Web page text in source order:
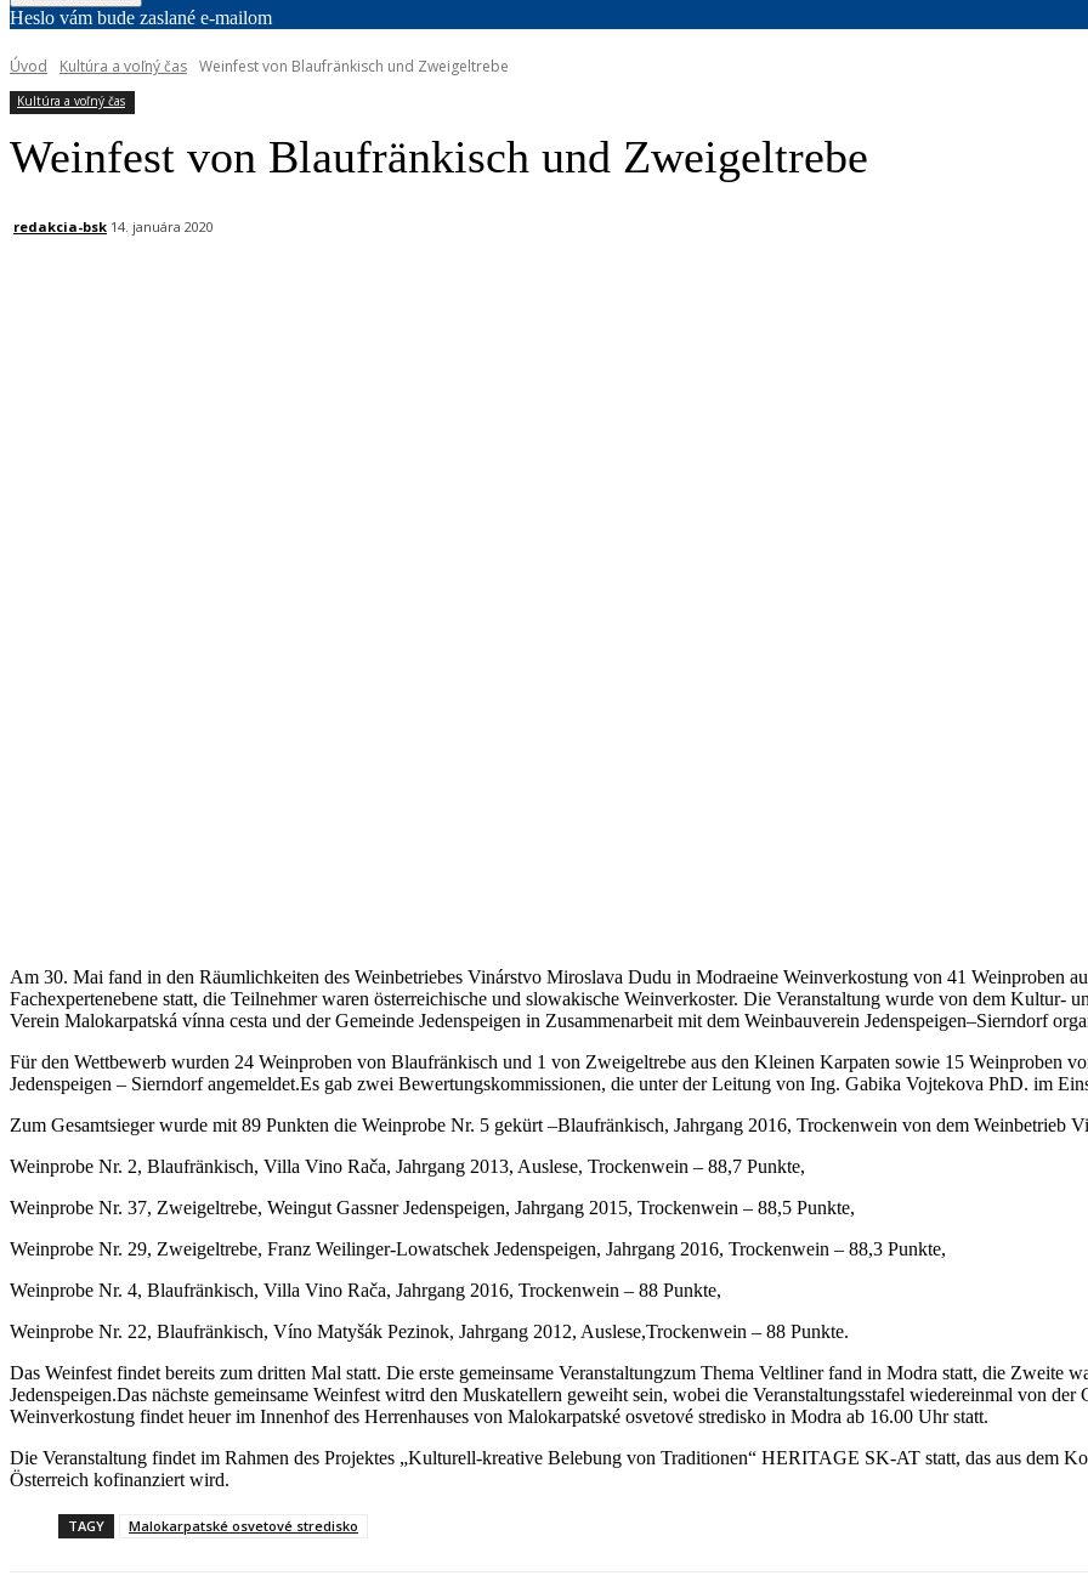
Heslo vám bude zaslané e-mailom
Úvod Kultúra a voľný čas Weinfest von Blaufränkisch und Zweigeltrebe
Kultúra a voľný čas
Weinfest von Blaufränkisch und Zweigeltrebe
redakcia-bsk 14. januára 2020
Am 30. Mai fand in den Räumlichkeiten des Weinbetriebes Vinárstvo Miroslava Dudu in Modraeine Weinverkostung von 41 Weinproben
Fachexpertenebene statt, die Teilnehmer waren österreichische und slowakische Weinverkoster. Die Veranstaltung wurde von dem Kultur-
Verein Malokarpatská vínna cesta und der Gemeinde Jedenspeigen in Zusammenarbeit mit dem Weinbauverein Jedenspeigen–Sierndorf
Für den Wettbewerb wurden 24 Weinproben von Blaufränkisch und 1 von Zweigeltrebe aus den Kleinen Karpaten sowie 15 Weinproben
Jedenspeigen – Sierndorf angemeldet.Es gab zwei Bewertungskommissionen, die unter der Leitung von Ing. Gabika Vojtekova PhD. im
Zum Gesamtsieger wurde mit 89 Punkten die Weinprobe Nr. 5 gekürt –Blaufränkisch, Jahrgang 2016, Trockenwein von dem Weinbetrieb
Weinprobe Nr. 2, Blaufränkisch, Villa Vino Rača, Jahrgang 2013, Auslese, Trockenwein – 88,7 Punkte,
Weinprobe Nr. 37, Zweigeltrebe, Weingut Gassner Jedenspeigen, Jahrgang 2015, Trockenwein – 88,5 Punkte,
Weinprobe Nr. 29, Zweigeltrebe, Franz Weilinger-Lowatschek Jedenspeigen, Jahrgang 2016, Trockenwein – 88,3 Punkte,
Weinprobe Nr. 4, Blaufränkisch, Villa Vino Rača, Jahrgang 2016, Trockenwein – 88 Punkte,
Weinprobe Nr. 22, Blaufränkisch, Víno Matyšák Pezinok, Jahrgang 2012, Auslese,Trockenwein – 88 Punkte.
Das Weinfest findet bereits zum dritten Mal statt. Die erste gemeinsame Veranstaltungzum Thema Veltliner fand in Modra statt, die Zweite
Jedenspeigen.Das nächste gemeinsame Weinfest witrd den Muskatellern geweiht sein, wobei die Veranstaltungsstafel wiedereinmal von
Weinverkostung findet heuer im Innenhof des Herrenhauses von Malokarpatské osvetové stredisko in Modra ab 16.00 Uhr statt.
Die Veranstaltung findet im Rahmen des Projektes „Kulturell-kreative Belebung von Traditionen“ HERITAGE SK-AT statt, das aus dem
Österreich kofinanziert wird.
TAGY Malokarpatské osvetové stredisko